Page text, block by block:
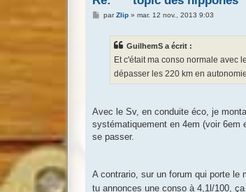
MparZlip» mar. 12 nov., 2013 9:03
GuilhemS a écrit :
Et c'était ma conso normale avec
dépasser les 220 km en autonomie
Avec le Sv, en conduite éco, je
systématiquement en 4em (voir 6em
se passer.
A contrario, sur un forum qui porte le
tu annonces une conso à 4,1l/100, ça